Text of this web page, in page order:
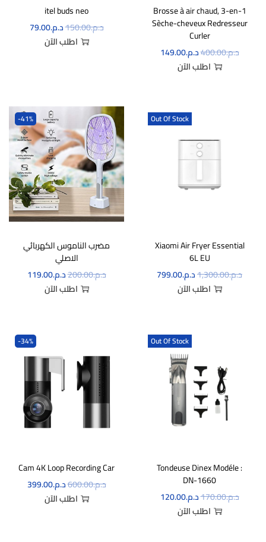
Brosse à air chaud, 3-en-1
Sèche-cheveux Redresseur
Curler
د.م.400.00د.م.149.00
اطلب الآن
itel buds neo
د.م.150.00د.م.79.00
اطلب الآن
Out Of Stock
Xiaomi Air Fryer Essential
6L EU
د.م.1,300.00د.م.799.00
اطلب الآن
-41%
مضرب الناموس الكهربائي
الاصلي
د.م.200.00د.م.119.00
اطلب الآن
Out Of Stock
Tondeuse Dinex Modéle :
DN-1660
د.م.170.00د.م.120.00
اطلب الآن
-34%
Cam 4K Loop Recording Car
د.م.600.00د.م.399.00
اطلب الآن